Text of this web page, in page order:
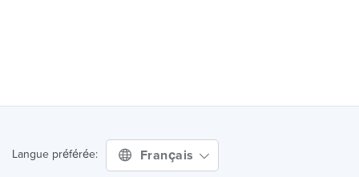
Langue préférée: Français